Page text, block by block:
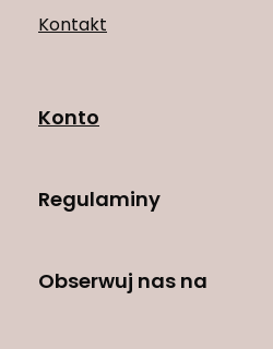
Kontakt
Konto
Regulaminy
Obserwuj nas na